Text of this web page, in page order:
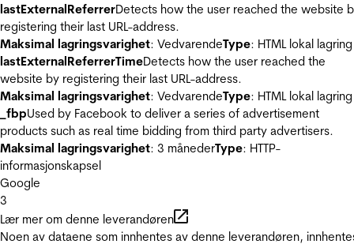
lastExternalReferrerDetects how the user reached the website
registering their last URL-address.
Maksimal lagringsvarighet: VedvarendeType: HTML lokal lagring
lastExternalReferrerTimeDetects how the user reached the
website by registering their last URL-address.
Maksimal lagringsvarighet: VedvarendeType: HTML lokal lagring
_fbpUsed by Facebook to deliver a series of advertisement
products such as real time bidding from third party advertisers.
Maksimal lagringsvarighet: 3 månederType: HTTP-
informasjonskapsel
Google
3
Lær mer om denne leverandøren
Noen av dataene som innhentes av denne leverandøren,